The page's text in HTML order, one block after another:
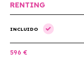
RENTING
INCLUIDO
596 €